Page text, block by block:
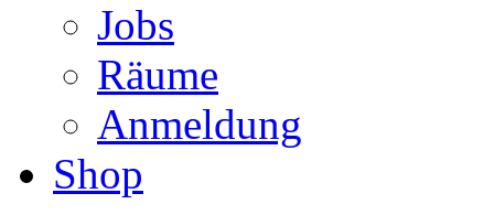
Jobs
Räume
Anmeldung
Shop